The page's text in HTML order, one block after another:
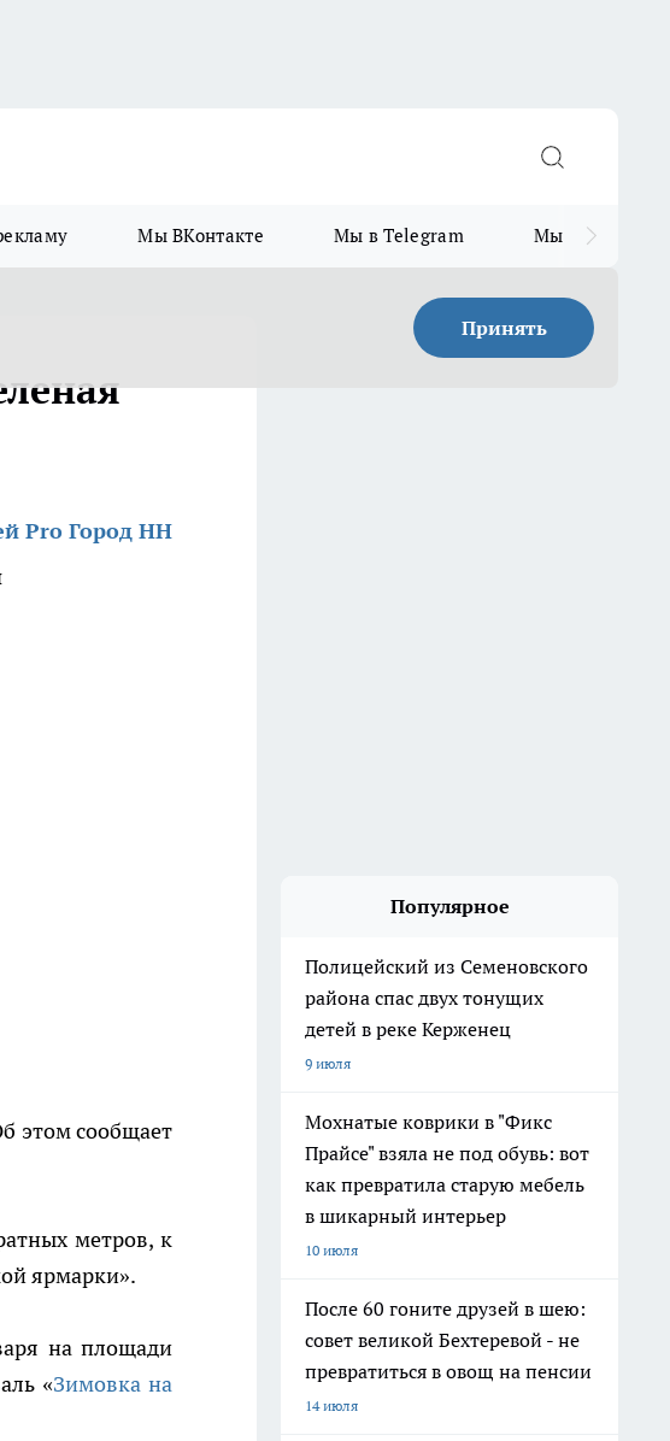
Мы ВКонтакте Мы в Telegram Мы в MAX
Принять
Pro Город НН
этом сообщает
метров, к
ярмарки».
на площади
«Зимовка на
Популярное
Полицейский из Семеновского
района спас двух тонущих
детей в реке Керженец
9 июля
Мохнатые коврики в "Фикс
Прайсе" взяла не под обувь: вот
как превратила старую мебель
в шикарный интерьер
10 июля
После 60 гоните друзей в шею:
совет великой Бехтеревой - не
превратиться в овощ на пенсии
14 июля